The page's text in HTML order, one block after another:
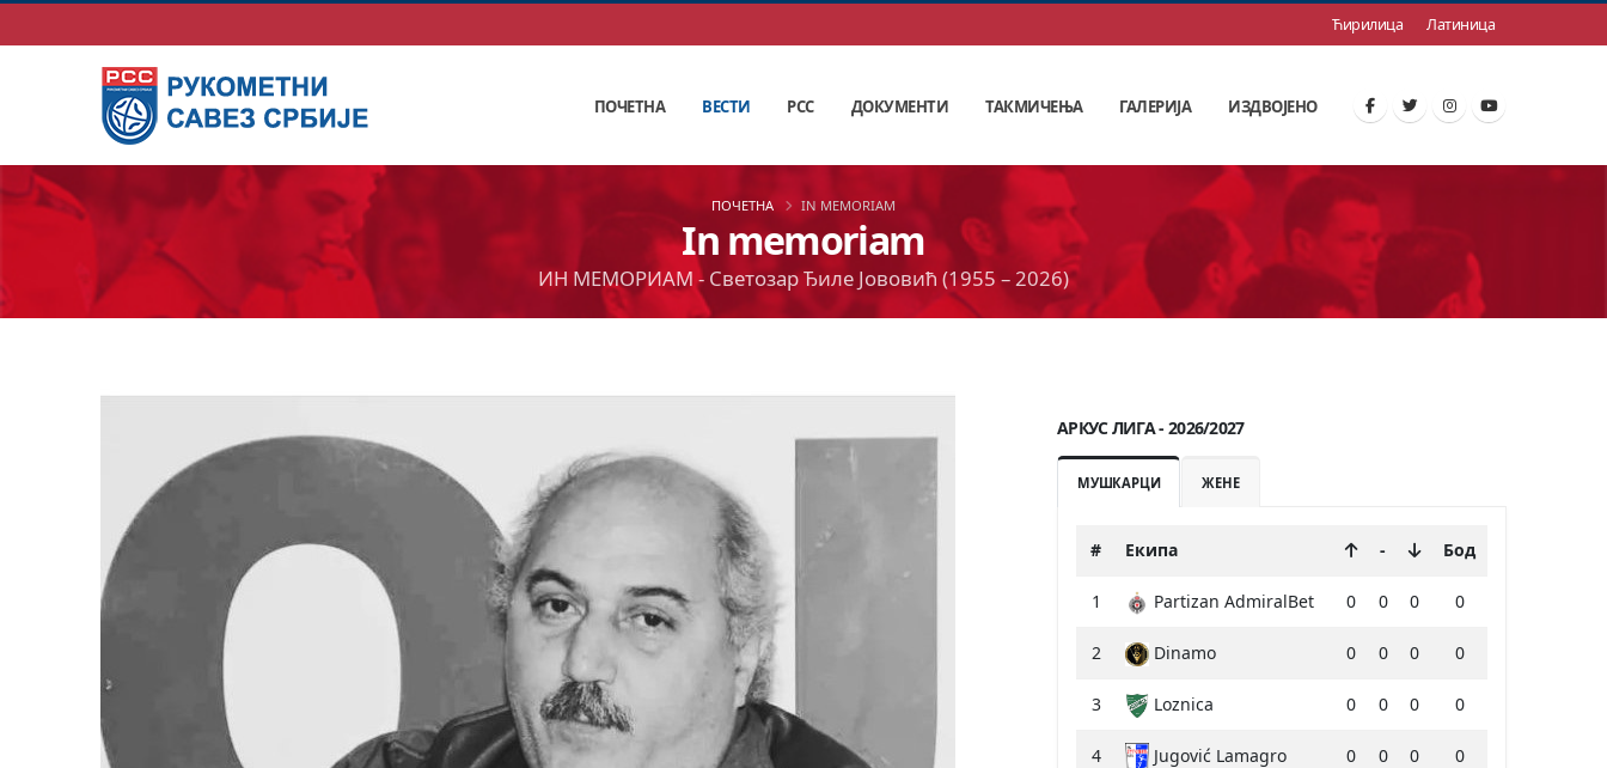
Ћирилица Латиница
ПОЧЕТНА ВЕСТИ РСС ДОКУМЕНТИ ТАКМИЧЕЊА ГАЛЕРИЈА ИЗДВОЈЕНО
In memoriam
ИН МЕМОРИАМ - Светозар Ђиле Јововић (1955 – 2026)
ПОЧЕТНА IN MEMORIAM
АРКУС ЛИГА - 2026/2027
МУШКАРЦИ ЖЕНЕ
# Екипа - Бод
1 Partizan AdmiralBet 0 0 0 0
2 Dinamo 0 0 0 0
3 Loznica 0 0 0 0
4 Jugović Lamagro 0 0 0 0